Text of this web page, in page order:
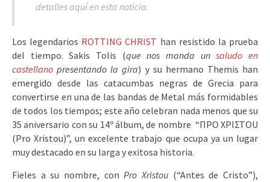
detalles aquí en esta noticia.
Los legendarios ROTTING CHRIST han resistido la prueba
del tiempo. Sakis Tolis (que nos manda unsaludo en
castellano presentando la gira) y su hermano Themis han
emergido desde las catacumbas negras de Grecia para
convertirse en una de las bandas de Metal más formidables
de todos los tiempos; este año celebran nada menos que su
35 aniversario con su 14º álbum, de nombre “ΠΡΟ ΧΡΙΣΤΟU
(Pro Xristou)”, un excelente trabajo que ocupa ya un lugar
muy destacado en su larga y exitosa historia.
Fieles a su nombre, conPro Xristou (“Antes de Cristo”),